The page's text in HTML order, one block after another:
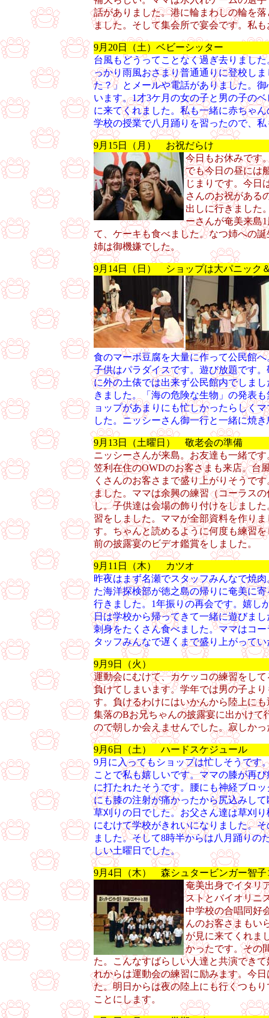
話がありました。港に輪まわしの輪を
ました。そして集会所で宴会です。私
9月20日（土）ベビーシッター
台風もどうってことなく過ぎ去りまし
っかり雨風おさまり普通通りに登校し
た？」とメールや電話がありました。
います。1才3ケ月の女の子と男の子の
に来てくれました。私も一緒に赤ちゃ
学校の授業で八月踊りを習ったので、
9月15日（月） お祝だらけ
今日もお休みです
でも今日の昼には
じまりです。今日
さんのお祝がある
出しに行きました
ーさんが奄美来島
て、ケーキも食べました。なつ姉への
姉は御機嫌でした。
9月14日（日） ショップは大パニック
食のマーボ豆腐を大量に作って公民館
子供はパラダイスです。遊び放題です
に外の土俵では出来ず公民館内でしま
きました。「海の危険な生物」の発表
ョップがあまりにも忙しかったらしく
した。ニッシーさん御一行と一緒に焼
9月13日（土曜日） 敬老会の準備
ニッシーさんが来島。お友達も一緒で
笠利在住のOWDのお客さまも来店。台
くさんのお客さまで盛り上がりそうで
ました。ママは余興の練習（コーラス
し。子供達は会場の飾り付けをしまし
習をしました。ママが全部資料を作り
す。ちゃんと読めるように何度も練習
前の披露宴のビデオ鑑賞をしました。
9月11日（木） カツオ
昨夜はまず名瀬でスタッフみんなで焼
た海洋探検部が徳之島の帰りに奄美に
行きました。1年振りの再会です。嬉し
日は学校から帰ってきて一緒に遊びま
刺身をたくさん食べました。ママはコ
タッフみんなで遅くまで盛り上がって
9月9日（火）
運動会にむけて、カケッコの練習をし
負けてしまいます。学年では男の子よ
す。負けるわけにはいかんから陸上に
集落のBお兄ちゃんの披露宴に出かけ
ので朝しか会えませんでした。寂しかっ
9月6日（土） ハードスケジュール
9月に入ってもショップは忙しそうです
ことで私も嬉しいです。ママの膝が再
に打たれたそうです。腰にも神経ブロ
にも膝の注射が痛かったから尻込みし
草刈りの日でした。お父さん達は草刈
にむけて学校がきれいになりました。
ました。そして8時半からは八月踊りの
しい土曜日でした。
9月4日（木） 森シュタービンガー智子
奄美出身でイタリ
ストとバイオリニ
中学校の合唱同好
んのお客さまもい
が見に来てくれま
かったです。その
た。こんなすばらしい人達と共演でき
れからは運動会の練習に励みます。今
た。明日からは夜の陸上にも行くつも
ことにします。